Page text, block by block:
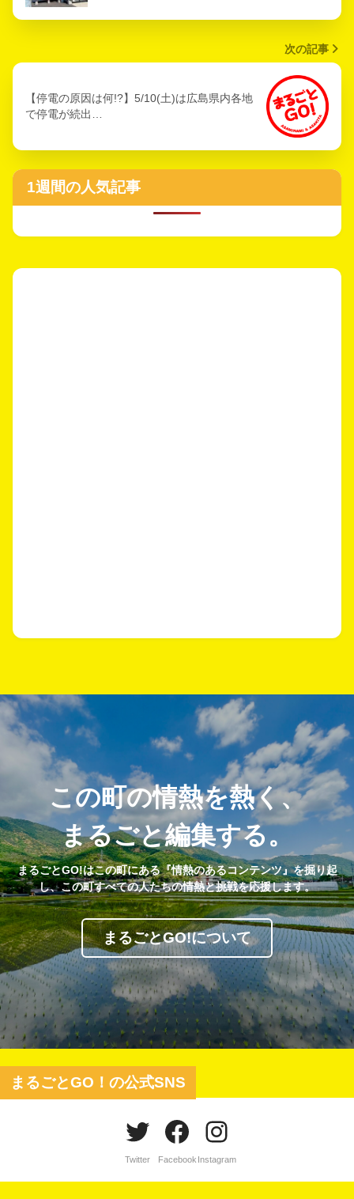
次の記事
【停電の原因は何!?】5/10(土)は広島県内各地
で停電が続出…
1週間の人気記事
この町の情熱を熱く、
まるごと編集する。
まるごとGO!はこの町にある『情熱のあるコンテンツ』を掘り起
し、この町すべての人たちの情熱と挑戦を応援します。
まるごとGO!について
まるごとGO！の公式SNS